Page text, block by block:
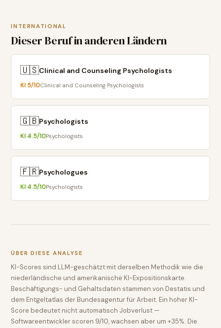
INTERNATIONAL
Dieser Beruf in anderen Ländern
🇺🇸Clinical and Counseling Psychologists
KI 5/10Clinical and Counseling Psychologists
🇬🇧Psychologists
KI 4.5/10Psychologists
🇫🇷Psychologues
KI 4.5/10Psychologists
ÜBER DIESE ANALYSE
KI-Scores sind LLM-geschätzt mit derselben Methodik wie die
niederländische und amerikanische KI-Expositionskarte.
Beschäftigungs- und Gehaltsdaten stammen von Destatis und
dem Entgeltatlas der Bundesagentur für Arbeit. Ein hoher KI-
Score bedeutet nicht automatisch Jobverlust —
Softwareentwickler scoren 9/10, wachsen aber um +35%. Die